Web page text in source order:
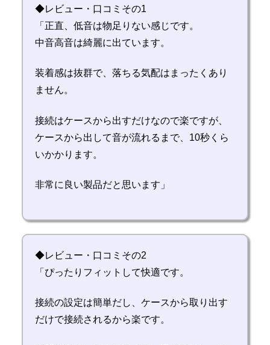
◆レビュー・口コミその1
「正直、低音は物足りない感じです。
中音高音は綺麗に出ています。
装着感は抜群で、落ちる気配はまったくあり
ません。
接続はケースから出すだけなので楽ですが、
ケースから出して音が流れるまで、10秒くら
いかかります。
非常に良い製品だと思います」
◆レビュー・口コミその2
「ぴったりフィットして快適です。
接続の設定は簡単だし、ケースから取り出す
だけで接続されるから楽です。